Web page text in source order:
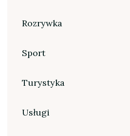
Rozrywka
Sport
Turystyka
Usługi